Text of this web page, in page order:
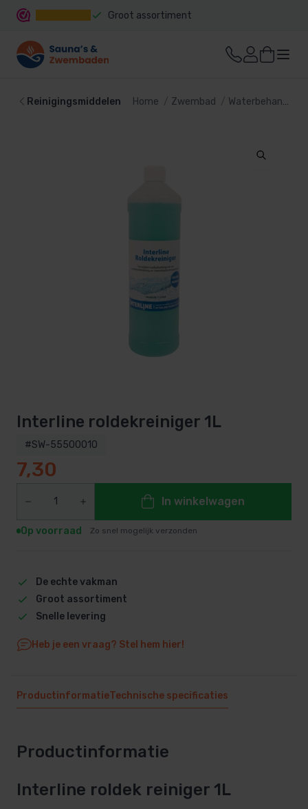
Groot assortiment
Reinigingsmiddelen Home Zwembad Waterbehandeling
Interline roldekreiniger 1L
#SW-55500010
7,30
In winkelwagen
Op voorraad Zo snel mogelijk verzonden
De echte vakman
Groot assortiment
Snelle levering
Heb je een vraag? Stel hem hier!
ProductinformatieTechnische specificaties
Productinformatie
Interline roldek reiniger 1L